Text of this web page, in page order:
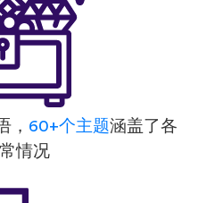
， 60+个主题涵盖了各
情况